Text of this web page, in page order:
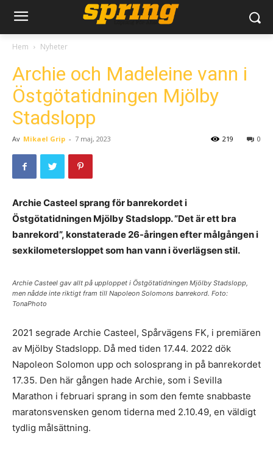
Hem Nyheter
Archie och Madeleine vann i
Östgötatidningen Mjölby
Stadslopp
Av Mikael Grip - 7 maj, 2023 0
219
Archie Casteel sprang för banrekordet i
Östgötatidningen Mjölby Stadslopp. ”Det är ett bra
banrekord”, konstaterade 26-åringen efter målgången i
sexkilometersloppet som han vann i överlägsen stil.
Archie Casteel gav allt på upploppet i Östgötatidningen Mjölby Stadslopp,
men nådde inte riktigt fram till Napoleon Solomons banrekord. Foto:
TonaPhoto
2021 segrade Archie Casteel, Spårvägens FK, i premiären
av Mjölby Stadslopp. Då med tiden 17.44. 2022 dök
Napoleon Solomon upp och solosprang in på banrekordet
17.35. Den här gången hade Archie, som i Sevilla
Marathon i februari sprang in som den femte snabbaste
maratonsvensken genom tiderna med 2.10.49, en väldigt
tydlig målsättning.